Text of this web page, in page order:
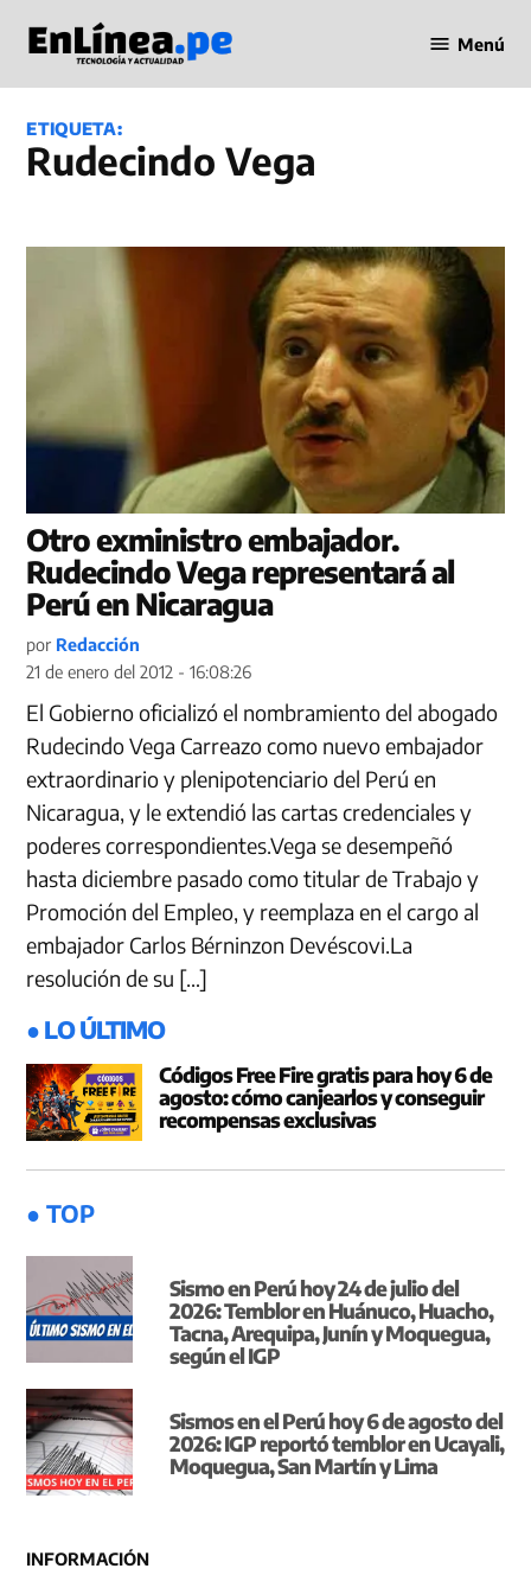
contenido
en Línea
Menú
ETIQUETA:
Rudecindo Vega
Otro exministro embajador.
Rudecindo Vega representará al
Perú en Nicaragua
por Redacción
21 de enero del 2012 - 16:08:26
El Gobierno oficializó el nombramiento del abogado
Rudecindo Vega Carreazo como nuevo embajador
extraordinario y plenipotenciario del Perú en
Nicaragua, y le extendió las cartas credenciales y
poderes correspondientes.Vega se desempeñó
hasta diciembre pasado como titular de Trabajo y
Promoción del Empleo, y reemplaza en el cargo al
embajador Carlos Bérninzon Devéscovi.La
resolución de su […]
● LO ÚLTIMO
Códigos Free Fire gratis para hoy 6 de
agosto: cómo canjearlos y conseguir
recompensas exclusivas
● TOP
Sismo en Perú hoy 24 de julio del
2026: Temblor en Huánuco, Huacho,
Tacna, Arequipa, Junín y Moquegua,
según el IGP
Sismos en el Perú hoy 6 de agosto del
2026: IGP reportó temblor en Ucayali,
Moquegua, San Martín y Lima
INFORMACIÓN